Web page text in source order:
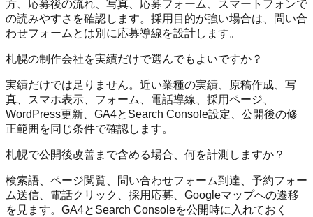
方、応募後の流れ、写真、応募フォーム、スマートフォンで
の読みやすさを確認します。採用目的が強い場合は、問い合
わせフォームとは別に応募導線を設計します。
札幌の制作会社を実績だけで選んでもよいですか？
実績だけでは足りません。近い業種の実績、原稿作成、写
真、スマホ表示、フォーム、電話導線、採用ページ、
WordPress更新、GA4とSearch Console設定、公開後の修
正範囲を同じ条件で確認します。
札幌で公開後改善まで含める場合、何を計測しますか？
検索語、ページ閲覧、問い合わせフォーム到達、予約フォー
ム送信、電話クリック、採用応募、Googleマップへの遷移
を見ます。GA4とSearch Consoleを公開時に入れておく